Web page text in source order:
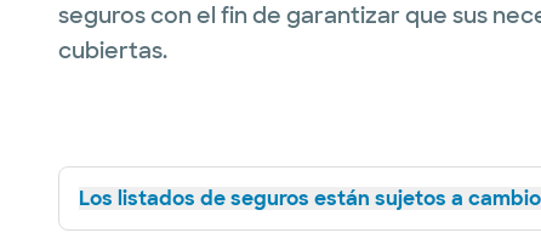
seguros con el fin de garantizar que sus
cubiertas.
Los listados de seguros están sujetos a